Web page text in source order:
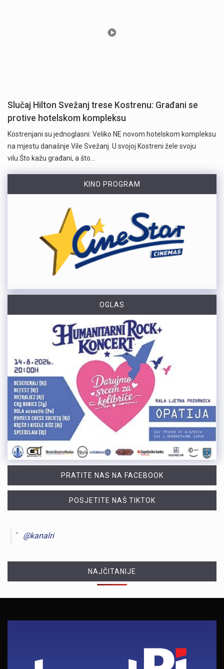
Slučaj Hilton Svežanj trese Kostrenu: Građani se
protive hotelskom kompleksu
Kostrenjani su jednoglasni: Veliko NE novom hotelskom kompleksu
na mjestu današnje Vile Svežanj. U svojoj Kostreni žele svoju
vilu.Što kažu građani, a što…
KINO PROGRAM
OGLAS
PRATITE NAS NA FACEBOOK
POSJETITE NAŠ TIKTOK
@kanalri
NAJČITANIJE